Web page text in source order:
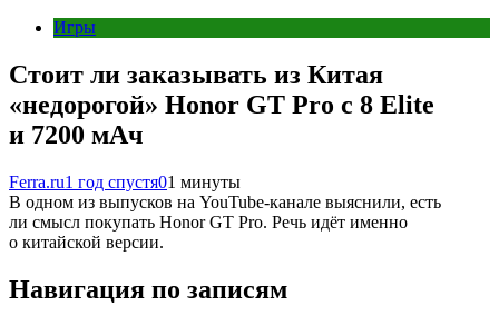
Игры
Стоит ли заказывать из Китая
«недорогой» Honor GT Pro с 8 Elite
и 7200 мАч
Ferra.ru1 год спустя01 минуты
В одном из выпусков на YouTube-канале выяснили, есть
ли смысл покупать Honor GT Pro. Речь идёт именно
о китайской версии.
Навигация по записям